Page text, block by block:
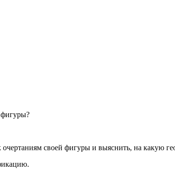
своей фигуры и выяснить, на какую